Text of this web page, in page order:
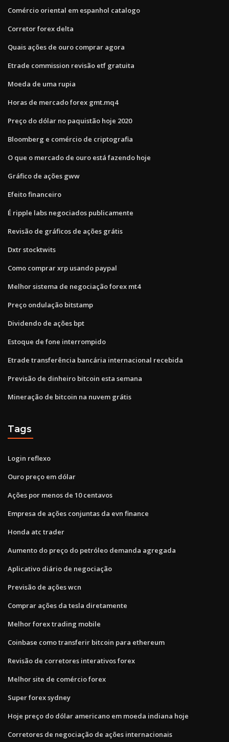
Comércio oriental em espanhol catalogo
Corretor forex delta
Quais ações de ouro comprar agora
Etrade commission revisão etf gratuita
Moeda de uma rupia
Horas de mercado forex gmt.mq4
Preço do dólar no paquistão hoje 2020
Bloomberg e comércio de criptografia
O que o mercado de ouro está fazendo hoje
Gráfico de ações gww
Efeito financeiro
É ripple labs negociados publicamente
Revisão de gráficos de ações grátis
Dxtr stocktwits
Como comprar xrp usando paypal
Melhor sistema de negociação forex mt4
Preço ondulação bitstamp
Dividendo de ações bpt
Estoque de fone interrompido
Etrade transferência bancária internacional recebida
Previsão de dinheiro bitcoin esta semana
Mineração de bitcoin na nuvem grátis
Tags
Login reflexo
Ouro preço em dólar
Ações por menos de 10 centavos
Empresa de ações conjuntas da evn finance
Honda atc ​​trader
Aumento do preço do petróleo demanda agregada
Aplicativo diário de negociação
Previsão de ações wcn
Comprar ações da tesla diretamente
Melhor forex trading mobile
Coinbase como transferir bitcoin para ethereum
Revisão de corretores interativos forex
Melhor site de comércio forex
Super forex sydney
Hoje preço do dólar americano em moeda indiana hoje
Corretores de negociação de ações internacionais